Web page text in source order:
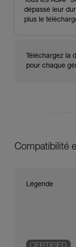
dépassé leur
plus le
Téléchargez la
pour chaque
Compatibilité
Légende